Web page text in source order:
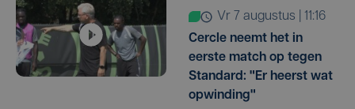
vr 7 augustus | 11:16
Cercle neemt het in
eerste match op tegen
Standard: "Er heerst wat
opwinding"